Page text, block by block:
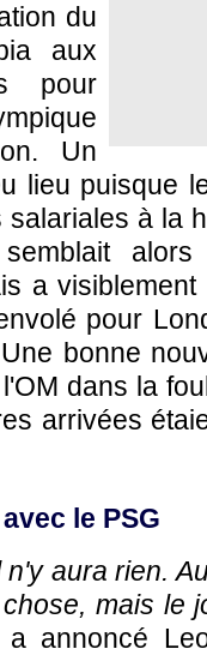
du
aux
pour
Un
lieu puisque
à la
a
pour
bonne
l'OM dans la
arrivées
le PSG
aura rien.
mais le
a annoncé